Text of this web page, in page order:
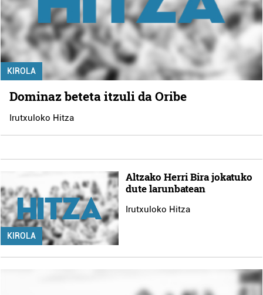
KIROLA
Dominaz beteta itzuli da Oribe
Irutxuloko Hitza
KIROLA
Altzako Herri Bira jokatuko
dute larunbatean
Irutxuloko Hitza